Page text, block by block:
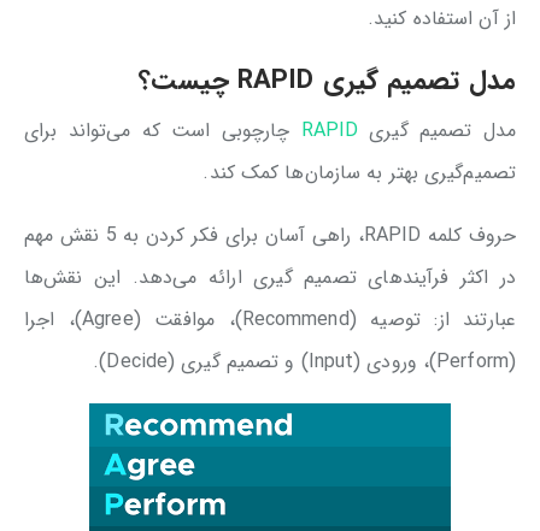
از آن استفاده کنید.
مدل تصمیم گیری RAPID چیست؟
مدل تصمیم ‌گیری RAPID چارچوبی است که می‌تواند برای
تصمیم‌گیری بهتر به سازمان‌ها کمک کند.
حروف کلمه RAPID، راهی آسان برای فکر کردن به 5 نقش مهم
در اکثر فرآیندهای تصمیم گیری ارائه می‌دهد. این نقش‌ها
عبارتند از: توصیه (Recommend)، موافقت (Agree)، اجرا
(Perform)، ورودی (Input) و تصمیم گیری (Decide).